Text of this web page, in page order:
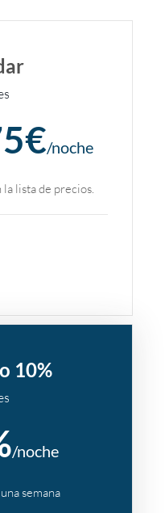
/noche
lista de precios.
10%
/noche
semana